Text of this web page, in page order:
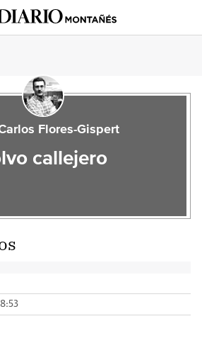
Flores-Gispert
callejero